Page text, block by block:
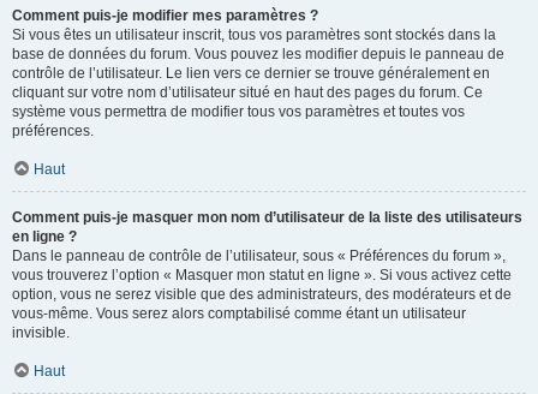
Comment puis-je modifier mes paramètres ?
Si vous êtes un utilisateur inscrit, tous vos paramètres sont stockés dans la
base de données du forum. Vous pouvez les modifier depuis le panneau de
contrôle de l’utilisateur. Le lien vers ce dernier se trouve généralement en
cliquant sur votre nom d’utilisateur situé en haut des pages du forum. Ce
système vous permettra de modifier tous vos paramètres et toutes vos
préférences.
Haut
Comment puis-je masquer mon nom d’utilisateur de la liste des utilisateurs
en ligne ?
Dans le panneau de contrôle de l’utilisateur, sous « Préférences du forum »,
vous trouverez l’option « Masquer mon statut en ligne ». Si vous activez cette
option, vous ne serez visible que des administrateurs, des modérateurs et de
vous-même. Vous serez alors comptabilisé comme étant un utilisateur
invisible.
Haut